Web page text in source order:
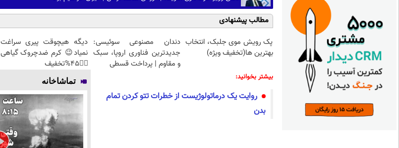
مطالب پیشنهادی
پک رویش موی جلبک، انتخاب
بهترین ها(تخفیف ویژه)
دندان مصنوعی سوئیسی:
جدیدترین فناوری اروپا، سبک
و مقاوم | پرداخت قسطی
دیگه هیچوقت پیری سراغت
نمیاد😉 کرم ضدچروک گیاهی
👈🏻45%تخفیف
بیشتر بخوانید:
روایت یک درماتولوژیست از خطرات تتو کردن تمام
بدن
تماشاخانه